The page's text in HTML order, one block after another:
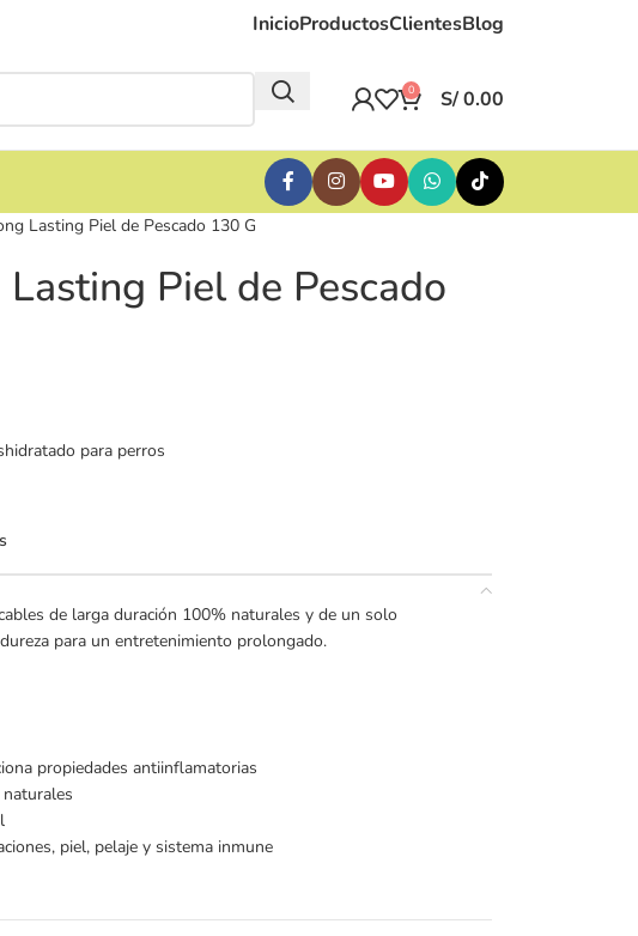
InicioProductosClientesBlog
0 S/0.00
Lasting Piel de Pescado 130 G
Piel de Pescado
para perros
de larga duración 100% naturales y de un solo
para un entretenimiento prolongado.
propiedades antiinflamatorias
piel, pelaje y sistema inmune